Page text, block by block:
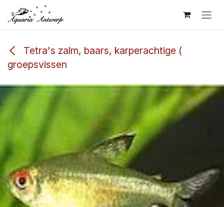
Overslaan naar inhoud
Tetra's zalm, baars, karperachtige (
groepsvissen